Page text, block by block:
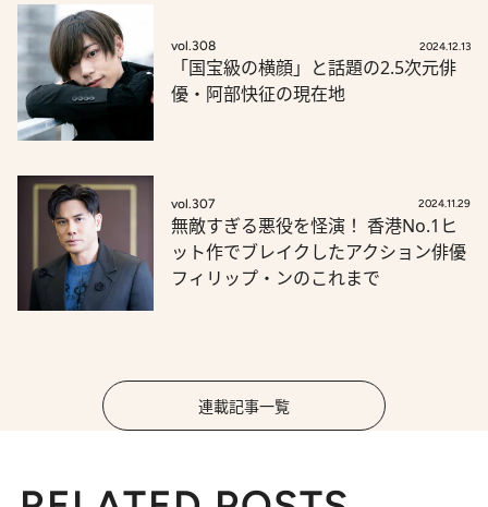
vol.308 2024.12.13
「国宝級の横顔」と話題の2.5次元俳
優・阿部快征の現在地
vol.307 2024.11.29
無敵すぎる悪役を怪演！ 香港No.1ヒ
ット作でブレイクしたアクション俳優
フィリップ・ンのこれまで
連載記事一覧